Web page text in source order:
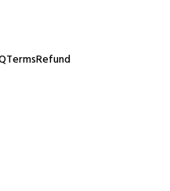
কোনো ঝামেলা হলে সরাসরি
TermsRefund